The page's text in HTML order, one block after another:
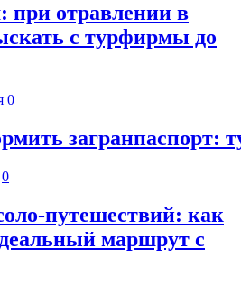
отравлении в
с турфирмы до
0
загранпаспорт:
0
путешествий: как
маршрут с